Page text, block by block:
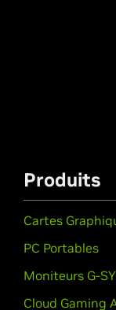
Produits
Cartes
PC Portables
Moniteurs G-
Cloud Gaming